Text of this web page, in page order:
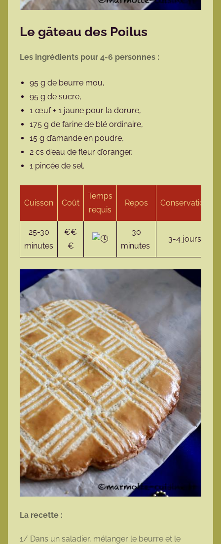
Le gâteau des Poilus
Les ingrédients pour 4-6 personnes :
95 g de beurre mou,
95 g de sucre,
1 œuf + 1 jaune pour la dorure,
175 g de farine de blé ordinaire,
15 g d’amande en poudre,
2 cs d’eau de fleur d’oranger,
1 pincée de sel.
Cuisson Coût
Temps
requis
Repos Conservation
25-30
minutes
€€
€
30
minutes
3-4 jours
La recette :
1/ Dans un saladier, mélanger le beurre et le